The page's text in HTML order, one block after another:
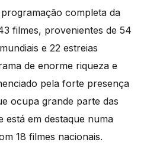
completa da
filmes, provenientes de 54
e 22 estreias
de enorme riqueza e
pela forte presença
ocupa grande parte das
está em destaque numa
18 filmes nacionais.